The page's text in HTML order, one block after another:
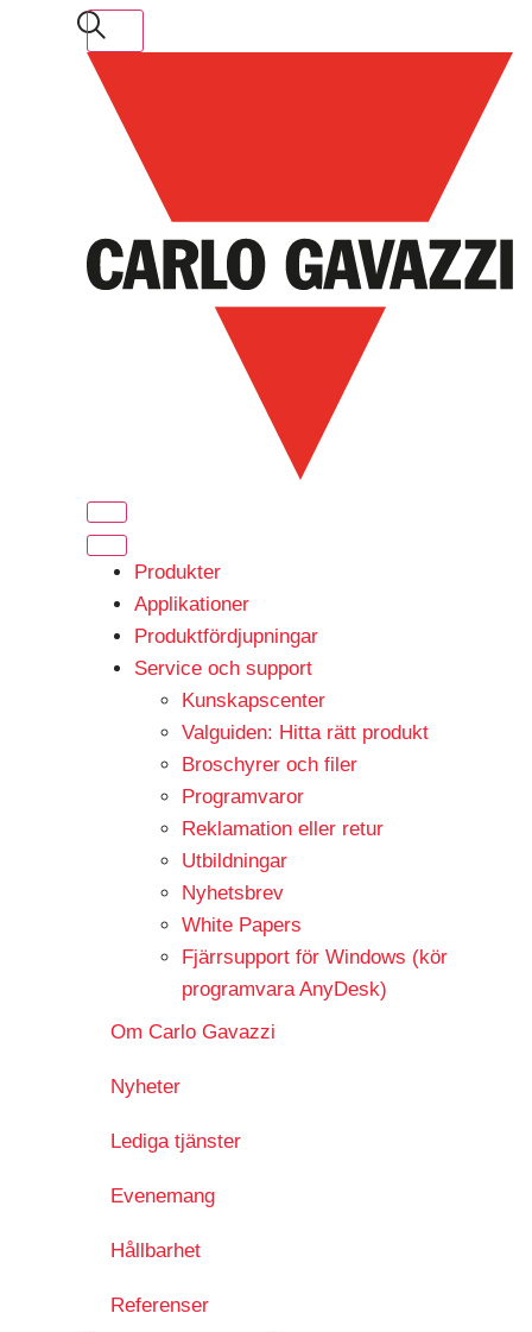
Produkter
Applikationer
Produktfördjupningar
Service och support
Kunskapscenter
Valguiden: Hitta rätt produkt
Broschyrer och filer
Programvaror
Reklamation eller retur
Utbildningar
Nyhetsbrev
White Papers
Fjärrsupport för Windows (kör
programvara AnyDesk)
Om Carlo Gavazzi
Nyheter
Lediga tjänster
Evenemang
Hållbarhet
Referenser